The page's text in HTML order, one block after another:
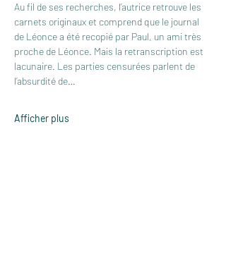
Au fil de ses recherches, l’autrice retrouve les
carnets originaux et comprend que le journal
de Léonce a été recopié par Paul, un ami très
proche de Léonce. Mais la retranscription est
lacunaire. Les parties censurées parlent de
l’absurdité de…
Afficher plus